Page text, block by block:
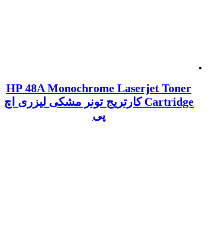
HP 48A Monochrome Laserjet Toner
Cartridge کارتریج تونر مشکی لیزری اچ